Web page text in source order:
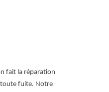
fait la réparation
toute fuite. Notre